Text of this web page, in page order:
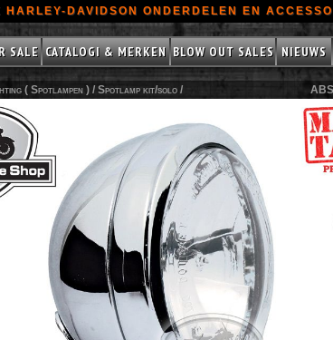
DAVIDSON ONDERDELEN EN
SALE CATALOGI & MERKEN BLOW OUT SALES NIEUWS
( Spotlampen ) / Spotlamp kit/solo /